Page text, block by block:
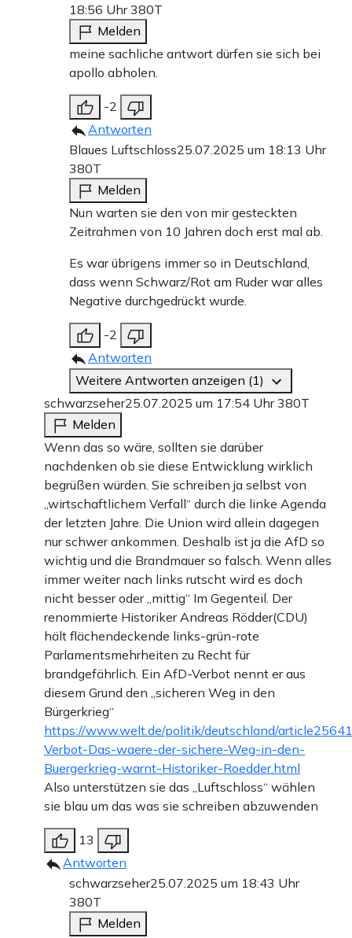
18:56 Uhr380T
Melden
meine sachliche antwort dürfen sie sich bei
apollo abholen.
-2
Antworten
Blaues Luftschloss25.07.2025 um 18:13 Uhr
380T
Melden
Nun warten sie den von mir gesteckten
Zeitrahmen von 10 Jahren doch erst mal ab.
Es war übrigens immer so in Deutschland,
dass wenn Schwarz/Rot am Ruder war alles
Negative durchgedrückt wurde.
-2
Antworten
Weitere Antworten anzeigen (1)
schwarzseher25.07.2025 um 17:54 Uhr380T
Melden
Wenn das so wäre, sollten sie darüber
nachdenken ob sie diese Entwicklung wirklich
begrüßen würden. Sie schreiben ja selbst von
„wirtschaftlichem Verfall“ durch die linke Agenda
der letzten Jahre. Die Union wird allein dagegen
nur schwer ankommen. Deshalb ist ja die AfD so
wichtig und die Brandmauer so falsch. Wenn alles
immer weiter nach links rutscht wird es doch
nicht besser oder „mittig“ Im Gegenteil. Der
renommierte Historiker Andreas Rödder(CDU)
hält flächendeckende links-grün-rote
Parlamentsmehrheiten zu Recht für
brandgefährlich. Ein AfD-Verbot nennt er aus
diesem Grund den „sicheren Weg in den
Bürgerkrieg“
https://www.welt.de/politik/deutschland/
Verbot-Das-waere-der-sichere-Weg-in-den-
Buergerkrieg-warnt-Historiker-Roedder.html
Also unterstützen sie das „Luftschloss“ wählen
sie blau um das was sie schreiben abzuwenden
13
Antworten
schwarzseher25.07.2025 um 18:43 Uhr
380T
Melden